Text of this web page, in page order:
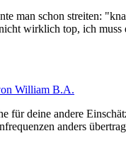
man schon streiten:
wirklich top, ich muss
William B.A.
für deine andere
anders